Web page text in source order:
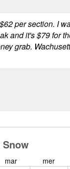
per section. I
and it's $79 for
grab.